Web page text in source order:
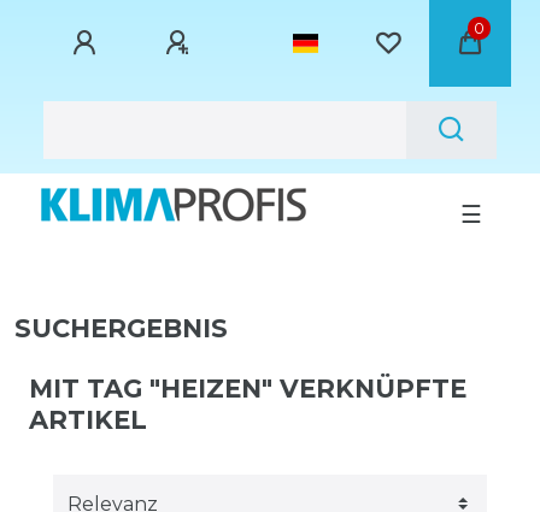
0
☰
SUCHERGEBNIS
MIT TAG "HEIZEN" VERKNÜPFTE
ARTIKEL